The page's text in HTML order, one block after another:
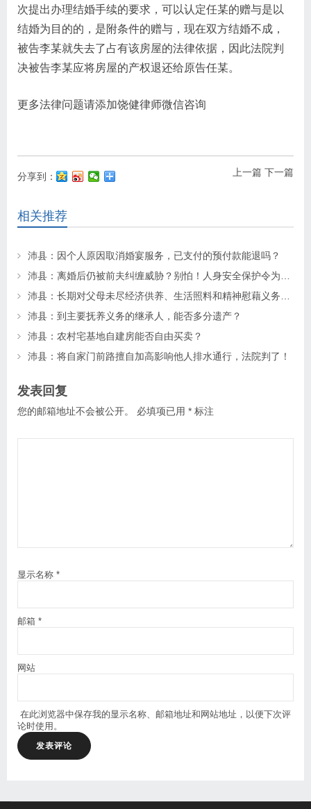
次提出办理结婚手续的要求，可以认定任某的赠与是以
结婚为目的的，是附条件的赠与，现在双方结婚不成，
被告李某就失去了占有该房屋的法律依据，因此法院判
决被告李某应将房屋的产权退还给原告任某。
更多法律问题请添加饶健律师微信咨询
上一篇 下一篇
分享到：
相关推荐
沛县：因个人原因取消婚宴服务，已支付的预付款能退吗？
沛县：到主要抚养义务的继承人，能否多分遗产？
沛县：农村宅基地自建房能否自由买卖？
沛县：将自家门前路擅自加高影响他人排水通行，法院判了！
发表回复
您的邮箱地址不会被公开。 必填项已用 * 标注
显示名称 *
邮箱 *
网站
在此浏览器中保存我的显示名称、邮箱地址和网站地址，以便下次评
论时使用。